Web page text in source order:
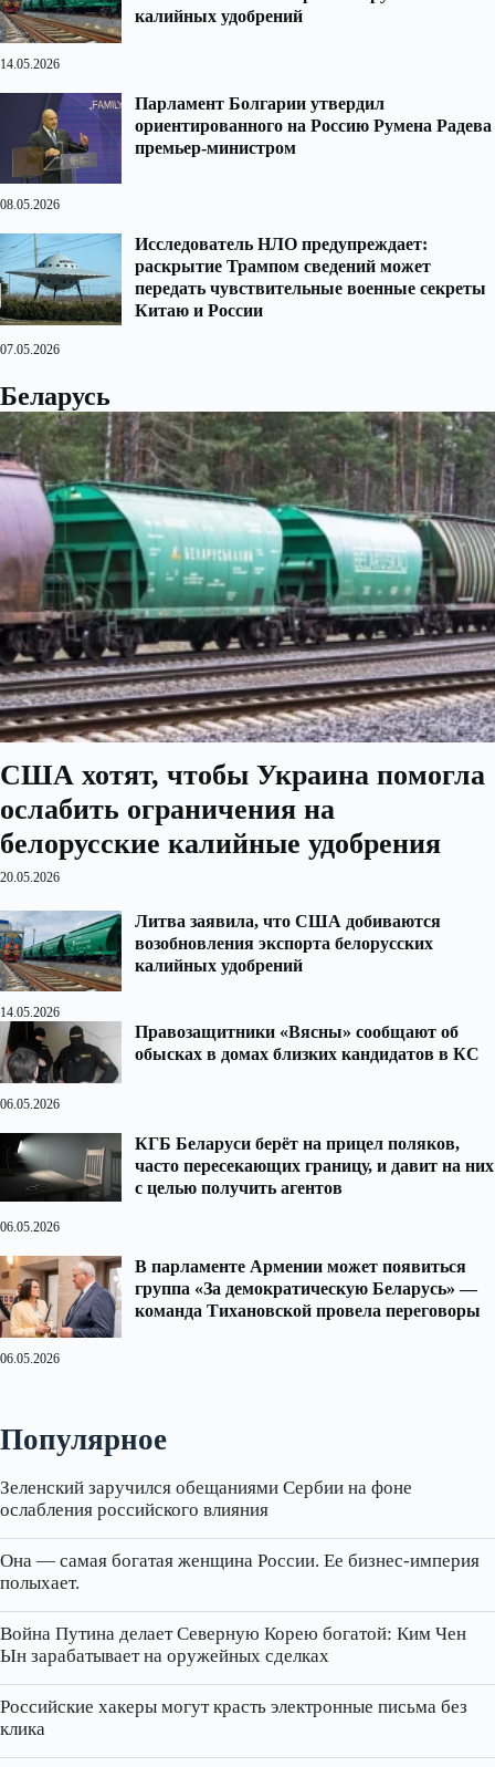
калийных удобрений
14.05.2026
Парламент Болгарии утвердил
ориентированного на Россию Румена Радева
премьер-министром
08.05.2026
Исследователь НЛО предупреждает:
раскрытие Трампом сведений может
передать чувствительные военные секреты
Китаю и России
07.05.2026
Беларусь
США хотят, чтобы Украина помогла
ослабить ограничения на
белорусские калийные удобрения
20.05.2026
Литва заявила, что США добиваются
возобновления экспорта белорусских
калийных удобрений
14.05.2026
Правозащитники «Вясны» сообщают об
обысках в домах близких кандидатов в КС
06.05.2026
КГБ Беларуси берёт на прицел поляков,
часто пересекающих границу, и давит на них
с целью получить агентов
06.05.2026
В парламенте Армении может появиться
группа «За демократическую Беларусь» —
команда Тихановской провела переговоры
06.05.2026
Популярное
Зеленский заручился обещаниями Сербии на фоне
ослабления российского влияния
Она — самая богатая женщина России. Ее бизнес‑империя
полыхает.
Война Путина делает Северную Корею богатой: Ким Чен
Ын зарабатывает на оружейных сделках
Российские хакеры могут красть электронные письма без
клика